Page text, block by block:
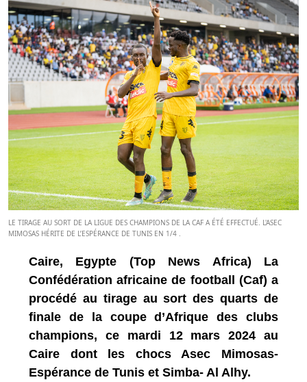
LE TIRAGE AU SORT DE LA LIGUE DES CHAMPIONS DE LA CAF A ÉTÉ EFFECTUÉ. L'ASEC
MIMOSAS HÉRITE DE L’ESPÉRANCE DE TUNIS EN 1/4 .
Caire, Egypte (Top News Africa) La
Confédération africaine de football (Caf) a
procédé au tirage au sort des quarts de
finale de la coupe d’Afrique des clubs
champions, ce mardi 12 mars 2024 au
Caire dont les chocs Asec Mimosas-
Espérance de Tunis et Simba- Al Alhy.